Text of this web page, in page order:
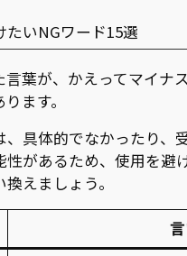
たいNGワード15選
葉が、かえってマイナ
ます。
具体的でなかったり、
があるため、使用を避
えましょう。